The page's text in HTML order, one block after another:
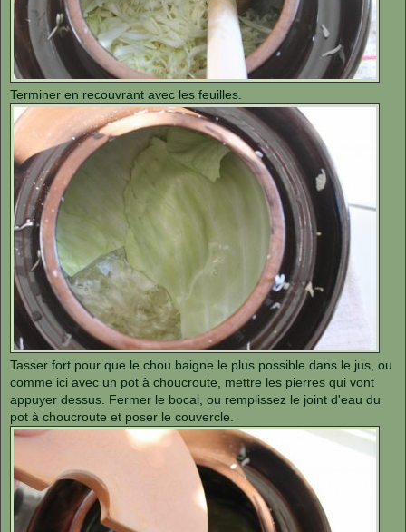
Terminer en recouvrant avec les feuilles.
Tasser fort pour que le chou baigne le plus possible dans le jus, ou
comme ici avec un pot à choucroute, mettre les pierres qui vont
appuyer dessus. Fermer le bocal, ou remplissez le joint d'eau du
pot à choucroute et poser le couvercle.